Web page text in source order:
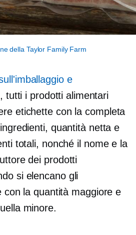
della Taylor Family Farm
e
, tutti i prodotti alimentari
etichette con la completa
quantità netta e
totali, nonché il nome e la
dei prodotti
si elencano gli
con la quantità maggiore e
minore.